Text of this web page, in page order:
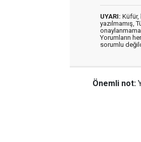
UYARI: Küfür,
yazılmamış,
Yorumların
sorumlu
Önemli not: